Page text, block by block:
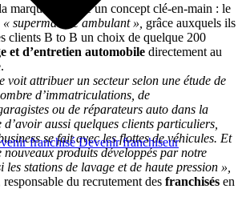
franchiséDevenir franchiseur
marque propose un concept clé-en-main : le
« supermarché ambulant », grâce auxquels ils
clients B to B un choix de quelque 200
et d’entretien automobile directement au
voit attribuer un secteur selon une étude de
d’immatriculations, de
ou de réparateurs auto dans la
d’avoir aussi quelques clients particuliers,
se fait avec les flottes de véhicules. Et
produits développés par notre
les stations de lavage et de haute pression »,
responsable du recrutement des franchisés en